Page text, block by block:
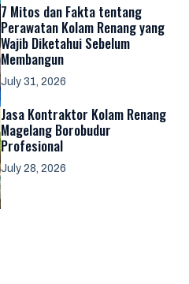
7 Mitos dan Fakta tentang
Perawatan Kolam Renang yang
Wajib Diketahui Sebelum
Membangun
July 31, 2026
Jasa Kontraktor Kolam Renang
Magelang Borobudur
Profesional
July 28, 2026